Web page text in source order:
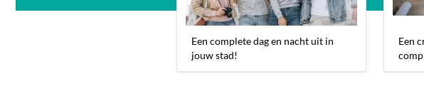
Een complete dag en nacht uit in
jouw stad!
Een